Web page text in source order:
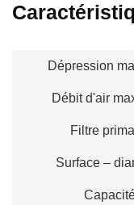
Dépression
Débit d'air
Filtre
Surface –